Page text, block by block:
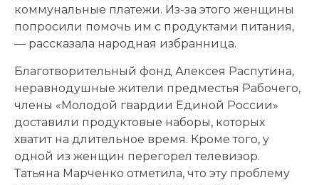
коммунальные платежи. Из-за этого женщины
попросили помочь им с продуктами питания,
— рассказала народная избранница.
Благотворительный фонд Алексея Распутина,
неравнодушные жители предместья Рабочего,
члены «Молодой гвардии Единой России»
доставили продуктовые наборы, которых
хватит на длительное время. Кроме того, у
одной из женщин перегорел телевизор.
Татьяна Марченко отметила, что эту проблему